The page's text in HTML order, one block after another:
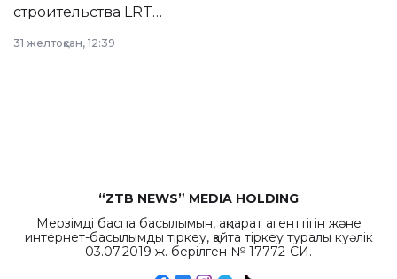
строительства LRT
республиканского
31 желтоқсан, 12:39
“ZTB NEWS” MEDIA HOLDING
Мерзімді баспа басылымын, ақпарат агенттігін және
интернет-басылымды тіркеу, қайта тіркеу туралы куәлік
03.07.2019 ж. берілген № 17772-СИ.